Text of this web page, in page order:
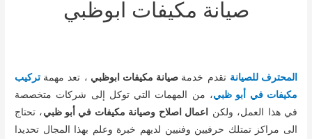
صيانة مكيفات ابوظبي
المحترف للصيانة تقدم خدمة صيانة مكيفات ابوظبي ، تعد مهمة تركيب
مكيفات في أبو ظبي، من المهمات التي توكل إلى شركات متخصصة
في هذا العمل، ولكن
اعمال اصلاح وصيانة مكيفات في أبو ظبي، تحتاج
الى مراكز تمتلك حرفيين وفنيين لديهم خبرة وعلم بهذا المجال تحديدا